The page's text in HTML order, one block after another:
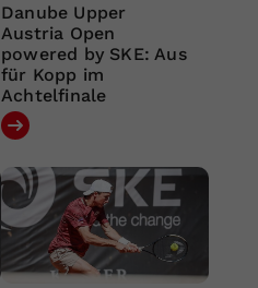
Danube Upper
Austria Open
powered by SKE: Aus
für Kopp im
Achtelfinale